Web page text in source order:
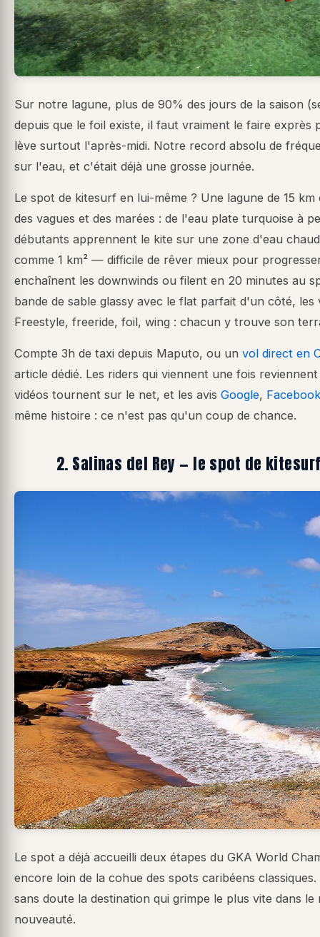
Sur notre lagune, plus de 90% des jours de la saison
depuis que le foil existe, il faut vraiment le faire exprès
lève surtout l'après-midi. Notre record absolu de
sur l'eau, et c'était déjà une grosse journée.
Le spot de kitesurf en lui-même ? Une lagune de 15
des vagues et des marées : de l'eau plate turquoise à
débutants apprennent le kite sur une zone d'eau
comme 1 km² — difficile de rêver mieux pour
enchaînent les downwinds ou filent en 20 minutes au
bande de sable glassy avec le flat parfait d'un côté,
Freestyle, freeride, foil, wing : chacun y trouve son
Compte 3h de taxi depuis Maputo, ou un vol direct en
article dédié. Les riders qui viennent une fois
vidéos tournent sur le net, et les avis Google, Facebook
même histoire : ce n'est pas qu'un coup de chance.
2. Salinas del Rey — le spot de
Le spot a déjà accueilli deux étapes du GKA World
encore loin de la cohue des spots caribéens
sans doute la destination qui grimpe le plus vite dans
nouveauté.